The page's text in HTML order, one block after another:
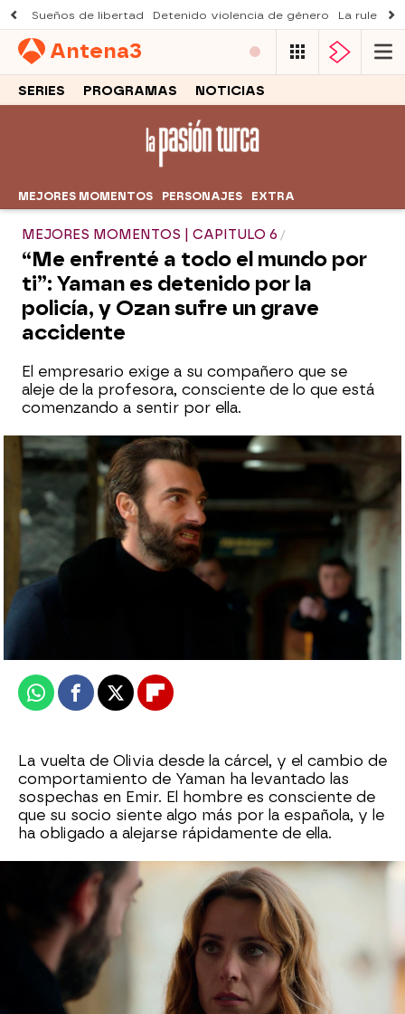
Sueños de libertad Detenido violencia de género La ruleta
Antena3
SERIES PROGRAMAS NOTICIAS
MEJORES MOMENTOS PERSONAJES EXTRA
MEJORES MOMENTOS | CAPITULO 6
“Me enfrenté a todo el mundo por
ti”: Yaman es detenido por la
policía, y Ozan sufre un grave
accidente
El empresario exige a su compañero que se
aleje de la profesora, consciente de lo que está
comenzando a sentir por ella.
“No la compares con tu ramera”: Emir y
Yaman se enfrentan por la vuelta de Olivia
13 de junio de 2024, 23:56
WhatsappFacebook
X Flipboard
La vuelta de Olivia desde la cárcel, y el cambio de
comportamiento de Yaman ha levantado las
sospechas en Emir. El hombre es consciente de
que su socio siente algo más por la española, y le
ha obligado a alejarse rápidamente de ella.
Pero Yaman no va a renunciar a la joven tan
rápido. Por ello, ha decidido reunirse y explicarle
toda lo ocurrido a su jefe.
Sin embargo, Emir no atiende a razones, y ha
negado toda posibilidad de que la joven vuelva al
lado de Yaman, lo que ha despertado la rabia del